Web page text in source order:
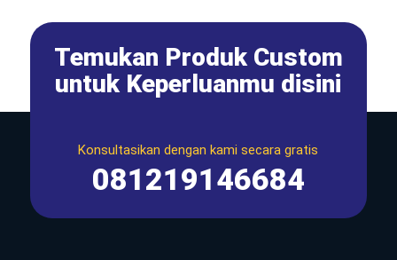
Temukan Produk Custom
untuk Keperluanmu disini
Konsultasikan dengan kami secara gratis
081219146684